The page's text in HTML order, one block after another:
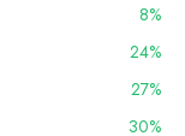
8%
24%
27%
30%